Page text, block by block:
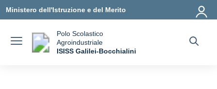
Ministero dell'Istruzione e del Merito
Polo Scolastico
Agroindustriale
ISISS Galilei-Bocchialini